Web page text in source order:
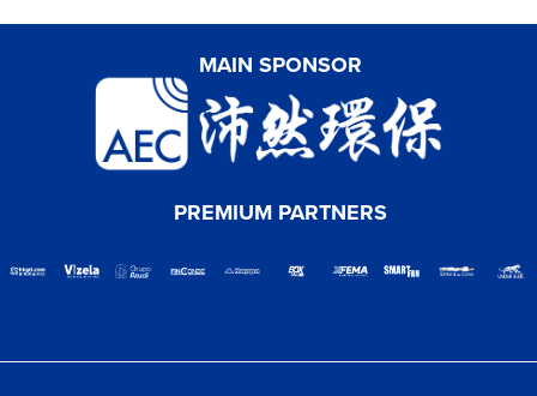
MAIN SPONSOR
PREMIUM PARTNERS